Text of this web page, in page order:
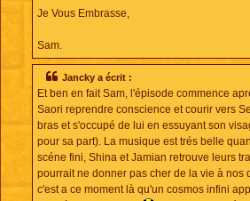
Je Vous Embrasse,
Sam.
Jancky a écrit :
Et ben en fait Sam, l'épisode commence
Saori reprendre conscience et courir vers
bras et s'occupé de lui en essuyant son
pour sa part). La musique est trés belle
scéne fini, Shina et Jamian retrouve leurs
pourrait ne donner pas cher de la vie à nos
c'est a ce moment là qu'un cosmos infini